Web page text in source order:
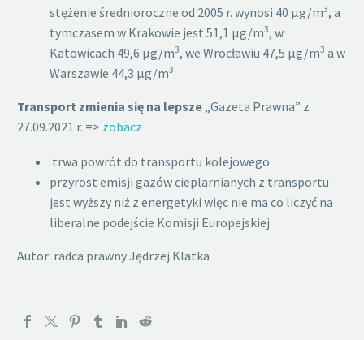
stężenie średnioroczne od 2005 r. wynosi 40 µg/m3, a
tymczasem w Krakowie jest 51,1 µg/m3, w
Katowicach 49,6 µg/m3, we Wrocławiu 47,5 µg/m3 a w
Warszawie 44,3 µg/m3.
Transport zmienia się na lepsze „Gazeta Prawna” z
27.09.2021 r. => zobacz
trwa powrót do transportu kolejowego
przyrost emisji gazów cieplarnianych z transportu
jest wyższy niż z energetyki więc nie ma co liczyć na
liberalne podejście Komisji Europejskiej
Autor: radca prawny Jędrzej Klatka